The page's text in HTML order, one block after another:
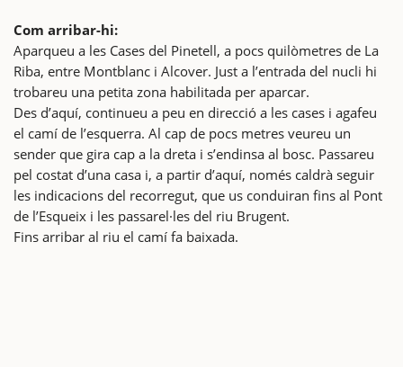
Com arribar-hi:
Aparqueu a les Cases del Pinetell, a pocs quilòmetres de La
Riba, entre Montblanc i Alcover. Just a l’entrada del nucli hi
trobareu una petita zona habilitada per aparcar.
Des d’aquí, continueu a peu en direcció a les cases i agafeu
el camí de l’esquerra. Al cap de pocs metres veureu un
sender que gira cap a la dreta i s’endinsa al bosc. Passareu
pel costat d’una casa i, a partir d’aquí, només caldrà seguir
les indicacions del recorregut, que us conduiran fins al Pont
de l’Esqueix i les passarel·les del riu Brugent.
Fins arribar al riu el camí fa baixada.